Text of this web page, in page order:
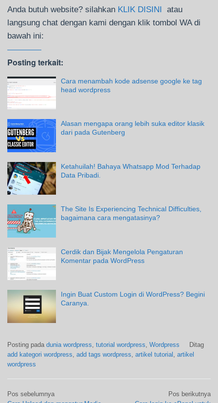
Anda butuh website? silahkan KLIK DISINI atau
langsung chat dengan kami dengan klik tombol WA di
bawah ini:
Posting terkait:
Cara menambah kode adsense google ke tag
head wordpress
Alasan mengapa orang lebih suka editor klasik
dari pada Gutenberg
Ketahuilah! Bahaya Whatsapp Mod Terhadap
Data Pribadi.
The Site Is Experiencing Technical Difficulties,
bagaimana cara mengatasinya?
Cerdik dan Bijak Mengelola Pengaturan
Komentar pada WordPress
Ingin Buat Custom Login di WordPress? Begini
Caranya.
Posting pada dunia wordpress tutorial wordpress Wordpress
Ditag
add kategori wordpress add tags wordpress artikel tutorial artikel
wordpress
Navigasi
Pos sebelumnya
Pos berikutnya